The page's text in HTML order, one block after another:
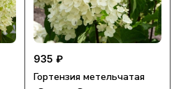
935 ₽
Гортензия метельчатая